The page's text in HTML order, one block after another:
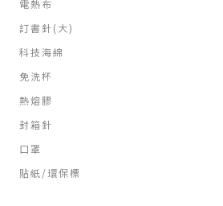
電熱布
訂書針(大)
科技海綿
免洗杯
熱熔膠
封箱針
口罩
貼紙/環保標